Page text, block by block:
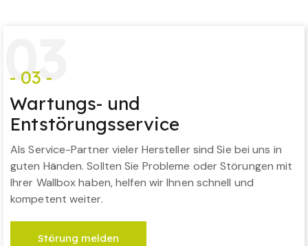
03
- 03 -
Wartungs- und
Entstörungsservice
Als Service-Partner vieler Hersteller sind Sie bei uns in
guten Händen. Sollten Sie Probleme oder Störungen mit
Ihrer Wallbox haben, helfen wir Ihnen schnell und
kompetent weiter.
Störung melden